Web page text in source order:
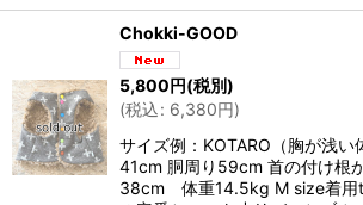
Chokki-GOOD
5,800円(税別)
(税込: 6,380円)
サイズ例：KOTARO（胸が浅い
41cm 胴周り59cm 首の付け根
38cm 体重14.5kg M size着用